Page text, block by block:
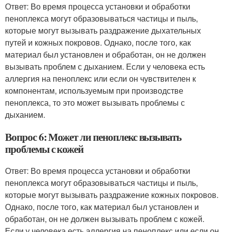
Ответ: Во время процесса установки и обработки
пеноплекса могут образовываться частицы и пыль,
которые могут вызывать раздражение дыхательных
путей и кожных покровов. Однако, после того, как
материал был установлен и обработан, он не должен
вызывать проблем с дыханием. Если у человека есть
аллергия на пеноплекс или если он чувствителен к
компонентам, используемым при производстве
пеноплекса, то это может вызывать проблемы с
дыханием.
Вопрос 6: Может ли пеноплекс вызывать
проблемы с кожей
Ответ: Во время процесса установки и обработки
пеноплекса могут образовываться частицы и пыль,
которые могут вызывать раздражение кожных покровов.
Однако, после того, как материал был установлен и
обработан, он не должен вызывать проблем с кожей.